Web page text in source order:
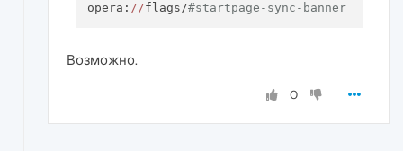
opera: //flags/#startpage-sync-banner
Возможно.
0